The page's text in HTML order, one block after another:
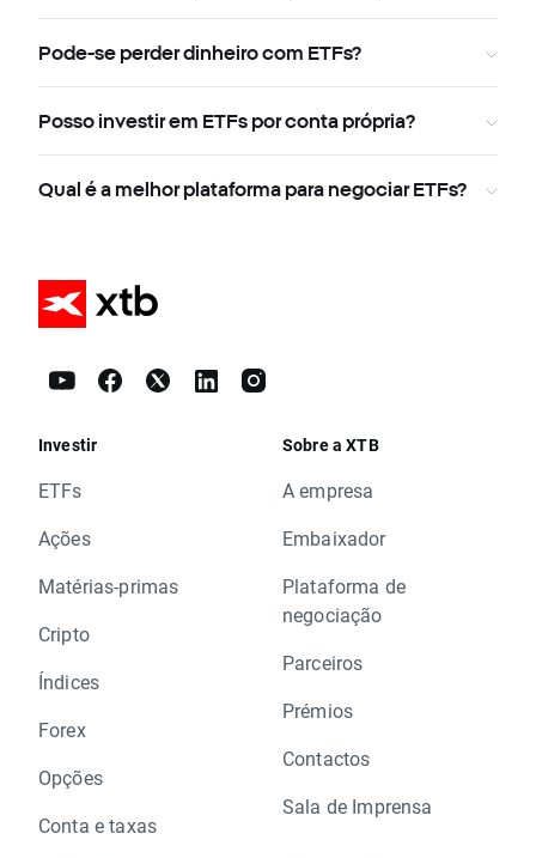
Pode-se perder dinheiro com ETFs?
Posso investir em ETFs por conta própria?
Qual é a melhor plataforma para negociar ETFs?
Investir
ETFs
Ações
Matérias-primas
Cripto
Índices
Forex
Opções
Conta e taxas
Sobre a XTB
A empresa
Embaixador
Plataforma de
negociação
Parceiros
Prémios
Contactos
Sala de Imprensa